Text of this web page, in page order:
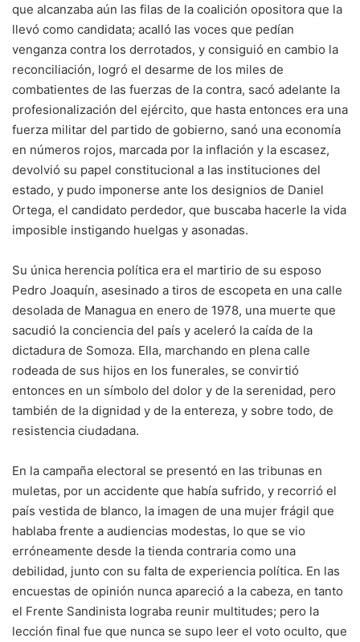
que alcanzaba aún las filas de la coalición opositora que la
llevó como candidata; acalló las voces que pedían
venganza contra los derrotados, y consiguió en cambio la
reconciliación, logró el desarme de los miles de
combatientes de las fuerzas de la contra, sacó adelante la
profesionalización del ejército, que hasta entonces era una
fuerza militar del partido de gobierno, sanó una economía
en números rojos, marcada por la inflación y la escasez,
devolvió su papel constitucional a las instituciones del
estado, y pudo imponerse ante los designios de Daniel
Ortega, el candidato perdedor, que buscaba hacerle la vida
imposible instigando huelgas y asonadas.
Su única herencia política era el martirio de su esposo
Pedro Joaquín, asesinado a tiros de escopeta en una calle
desolada de Managua en enero de 1978, una muerte que
sacudió la conciencia del país y aceleró la caída de la
dictadura de Somoza. Ella, marchando en plena calle
rodeada de sus hijos en los funerales, se convirtió
entonces en un símbolo del dolor y de la serenidad, pero
también de la dignidad y de la entereza, y sobre todo, de
resistencia ciudadana.
En la campaña electoral se presentó en las tribunas en
muletas, por un accidente que había sufrido, y recorrió el
país vestida de blanco, la imagen de una mujer frágil que
hablaba frente a audiencias modestas, lo que se vio
erróneamente desde la tienda contraria como una
debilidad, junto con su falta de experiencia política. En las
encuestas de opinión nunca apareció a la cabeza, en tanto
el Frente Sandinista lograba reunir multitudes; pero la
lección final fue que nunca se supo leer el voto oculto, que